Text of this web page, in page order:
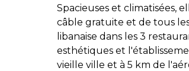
Spacieuses et climatisées,
câble gratuite et de tous
libanaise dans les 3
esthétiques et
vieille ville et à 5 km de